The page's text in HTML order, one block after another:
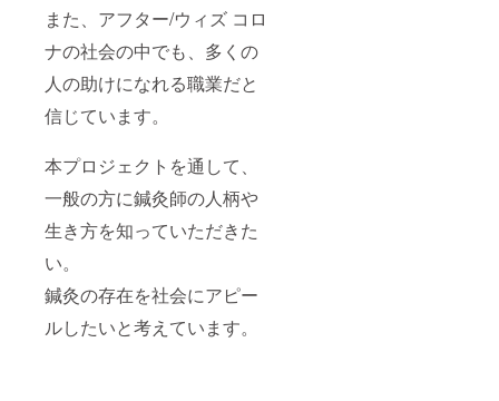
また、アフター/ウィズ コロ
ナの社会の中でも、多くの
人の助けになれる職業だと
信じています。
本プロジェクトを通して、
一般の方に鍼灸師の人柄や
生き方を知っていただきた
い。
鍼灸の存在を社会にアピー
ルしたいと考えています。